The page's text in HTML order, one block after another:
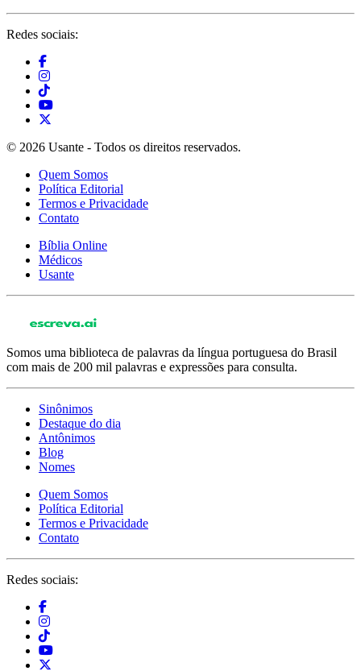
Redes sociais:
© 2026 Usante - Todos os direitos reservados.
Quem Somos
Política Editorial
Termos e Privacidade
Contato
Bíblia Online
Médicos
Usante
Somos uma biblioteca de palavras da língua portuguesa do Brasil
com mais de 200 mil palavras e expressões para consulta.
Sinônimos
Destaque do dia
Antônimos
Blog
Nomes
Quem Somos
Política Editorial
Termos e Privacidade
Contato
Redes sociais: